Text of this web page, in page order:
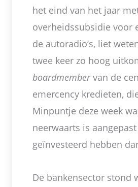
het eind van het jaar
overheidssubsidie voor
de autoradio’s, liet
twee keer zo hoog
boardmembervan de
emercency kredieten,
Minpuntje deze week
neerwaarts is
geïnvesteerd hebben
De bankensector stond